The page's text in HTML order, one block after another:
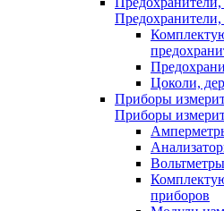
Предохранители,
Цоколи,
Приборы
Приборы
Вольтметры
приборов